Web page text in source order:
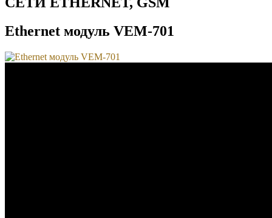
Ethernet модуль VEM-701